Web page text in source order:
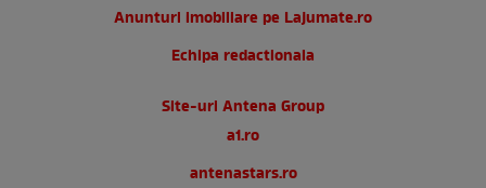
Anunturi imobiliare pe Lajumate.ro
Echipa redactionala
Site-uri Antena Group
a1.ro
antenastars.ro